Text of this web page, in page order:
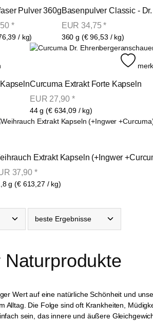
Pulver 360g
*
/ kg)
Basenpulver Classic -
EUR 34,75 *
360 g (€ 96,53 / kg)
Curcuma Extrakt Forte Kapseln
EUR 27,90 *
44 g (€ 634,09 / kg)
Extrakt Kapseln (+Ingwer
37,90 *
g (€ 613,27 / kg)
Wert auf eine natürliche Schönheit und
Alltag. Die Folge sind oft Krankheiten,
sein, das innere und äußere